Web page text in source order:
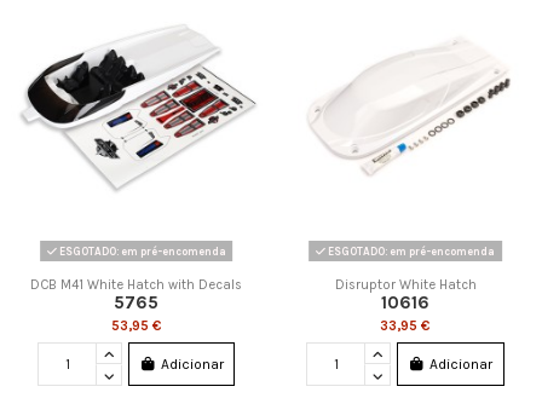
ESGOTADO: em pré-encomenda
DCB M41 White Hatch with Decals
5765
53,95 €
Adicionar
ESGOTADO: em pré-encomenda
Disruptor White Hatch
10616
33,95 €
Adicionar